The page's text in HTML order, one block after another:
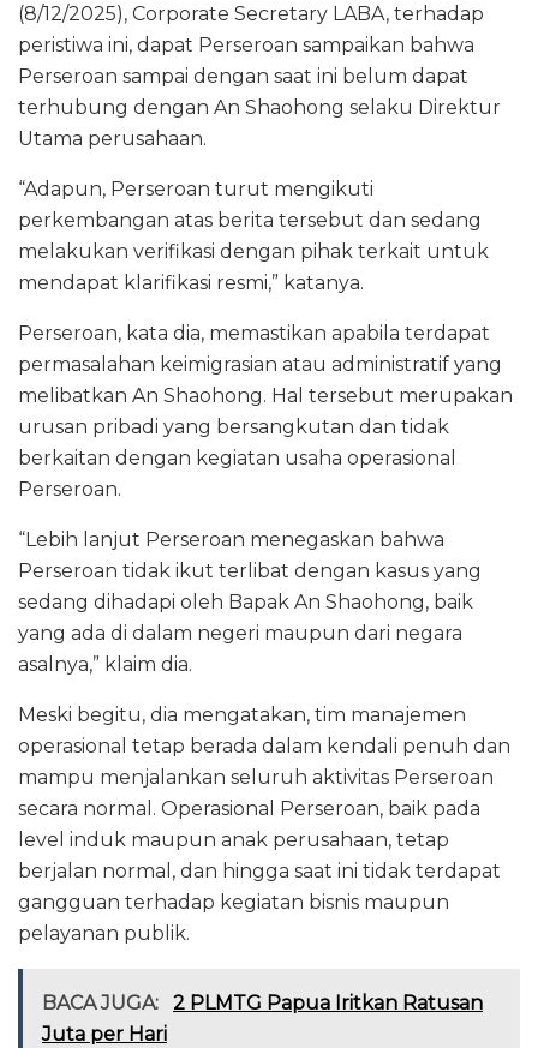
(8/12/2025), Corporate Secretary LABA, terhadap
peristiwa ini, dapat Perseroan sampaikan bahwa
Perseroan sampai dengan saat ini belum dapat
terhubung dengan An Shaohong selaku Direktur
Utama perusahaan.
“Adapun, Perseroan turut mengikuti
perkembangan atas berita tersebut dan sedang
melakukan verifikasi dengan pihak terkait untuk
mendapat klarifikasi resmi,” katanya.
Perseroan, kata dia, memastikan apabila terdapat
permasalahan keimigrasian atau administratif yang
melibatkan An Shaohong. Hal tersebut merupakan
urusan pribadi yang bersangkutan dan tidak
berkaitan dengan kegiatan usaha operasional
Perseroan.
“Lebih lanjut Perseroan menegaskan bahwa
Perseroan tidak ikut terlibat dengan kasus yang
sedang dihadapi oleh Bapak An Shaohong, baik
yang ada di dalam negeri maupun dari negara
asalnya,” klaim dia.
Meski begitu, dia mengatakan, tim manajemen
operasional tetap berada dalam kendali penuh dan
mampu menjalankan seluruh aktivitas Perseroan
secara normal. Operasional Perseroan, baik pada
level induk maupun anak perusahaan, tetap
berjalan normal, dan hingga saat ini tidak terdapat
gangguan terhadap kegiatan bisnis maupun
pelayanan publik.
BACA JUGA:
2 PLMTG Papua Iritkan Ratusan
Juta per Hari